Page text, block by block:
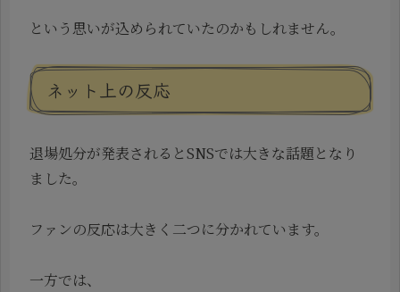
という思いが込められていたのかもしれません。
ネット上の反応
退場処分が発表されるとSNSでは大きな話題となり
ました。
ファンの反応は大きく二つに分かれています。
一方では、